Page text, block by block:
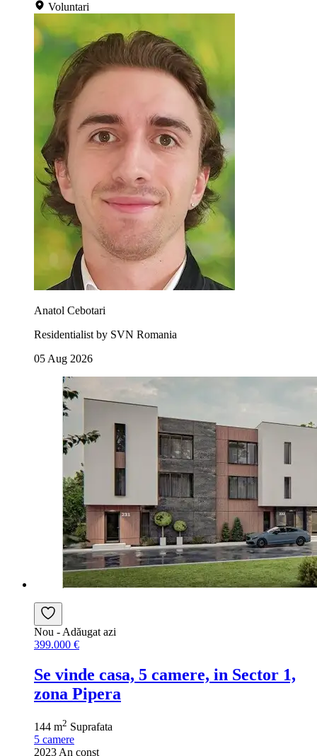
Voluntari
Anatol Cebotari
Residentialist by SVN Romania
05 Aug 2026
Nou - Adăugat azi
399.000 €
Se vinde casa, 5 camere, in Sector 1,
zona Pipera
144 m2 Suprafata
5 camere
2023 An const